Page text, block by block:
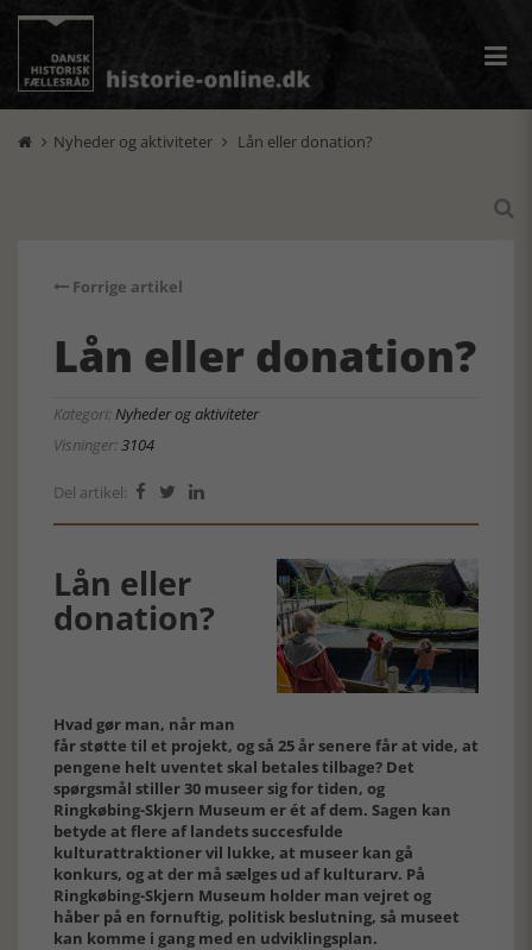
 Nyheder og aktiviteter  Lån eller donation?

Forrige artikel
Lån eller donation?
Kategori:Nyheder og aktiviteter
Visninger:3104
Del artikel:   
Lån eller
donation?
Hvad gør man, når man
får støtte til et projekt, og så 25 år senere får at vide, at
pengene helt uventet skal betales tilbage? Det
spørgsmål stiller 30 museer sig for tiden, og
Ringkøbing-Skjern Museum er ét af dem. Sagen kan
betyde at flere af landets succesfulde
kulturattraktioner vil lukke, at museer kan gå
konkurs, og at der må sælges ud af kulturarv. På
Ringkøbing-Skjern Museum holder man vejret og
håber på en fornuftig, politisk beslutning, så museet
kan komme i gang med en udviklingsplan.